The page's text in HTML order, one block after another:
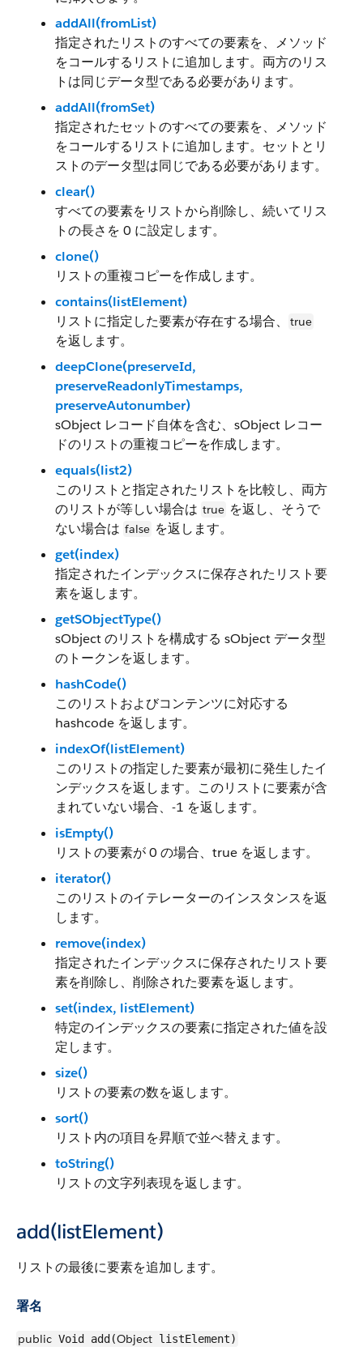
addAll(fromList)
指定されたリストのすべての要素を、メソッド
をコールするリストに追加します。両方のリス
トは同じデータ型である必要があります。
addAll(fromSet)
指定されたセットのすべての要素を、メソッド
をコールするリストに追加します。セットとリ
ストのデータ型は同じである必要があります。
clear()
すべての要素をリストから削除し、続いてリス
トの長さを 0 に設定します。
clone()
リストの重複コピーを作成します。
contains(listElement)
リストに指定した要素が存在する場合、
true
を返します。
deepClone(preserveId,
preserveReadonlyTimestamps,
preserveAutonumber)
sObject レコード自体を含む、sObject レコー
ドのリストの重複コピーを作成します。
equals(list2)
このリストと指定されたリストを比較し、両方
のリストが等しい場合は true を返し、そうで
ない場合は false を返します。
get(index)
指定されたインデックスに保存されたリスト要
素を返します。
getSObjectType()
sObject のリストを構成する sObject データ型
のトークンを返します。
hashCode()
このリストおよびコンテンツに対応する
hashcode を返します。
indexOf(listElement)
このリストの指定した要素が最初に発生したイ
ンデックスを返します。このリストに要素が含
まれていない場合、-1 を返します。
isEmpty()
リストの要素が 0 の場合、true を返します。
iterator()
このリストのイテレーターのインスタンスを返
します。
remove(index)
指定されたインデックスに保存されたリスト要
素を削除し、削除された要素を返します。
set(index, listElement)
特定のインデックスの要素に指定された値を設
定します。
size()
リストの要素の数を返します。
sort()
リスト内の項目を昇順で並べ替えます。
toString()
リストの文字列表現を返します。
add(listElement)
リストの最後に要素を追加します。
署名
public Void add(Object listElement)